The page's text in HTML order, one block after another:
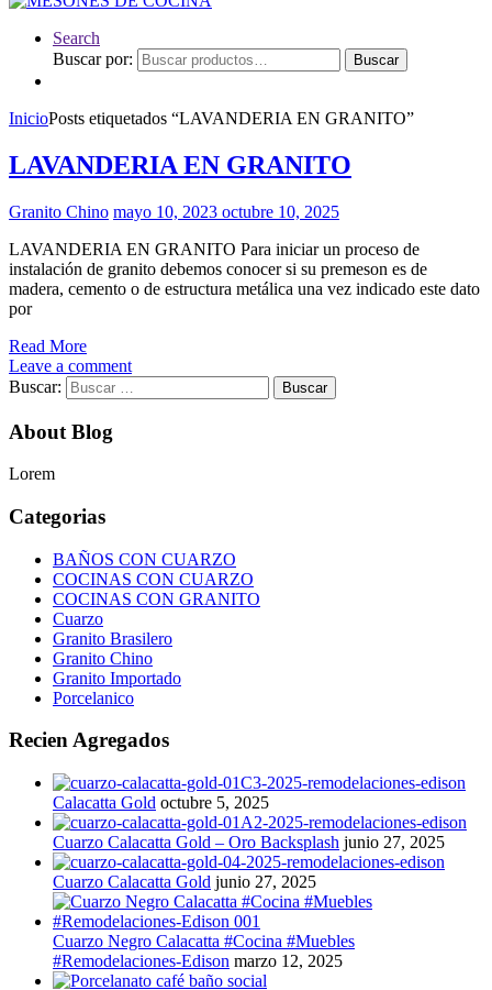
Search
Buscar por:
Buscar
InicioPosts etiquetados “LAVANDERIA EN GRANITO”
LAVANDERIA EN GRANITO
Granito Chino mayo 10, 2023 octubre 10, 2025
LAVANDERIA EN GRANITO Para iniciar un proceso de
instalación de granito debemos conocer si su premeson es de
madera, cemento o de estructura metálica una vez indicado este dato
por
Read More
Leave a comment
Buscar:
About Blog
Lorem
Categorias
BAÑOS CON CUARZO
COCINAS CON CUARZO
COCINAS CON GRANITO
Cuarzo
Granito Brasilero
Granito Chino
Granito Importado
Porcelanico
Recien Agregados
Calacatta Gold octubre 5, 2025
Cuarzo Calacatta Gold – Oro Backsplash junio 27, 2025
Cuarzo Calacatta Gold junio 27, 2025
Cuarzo Negro Calacatta #Cocina #Muebles
#Remodelaciones-Edison marzo 12, 2025